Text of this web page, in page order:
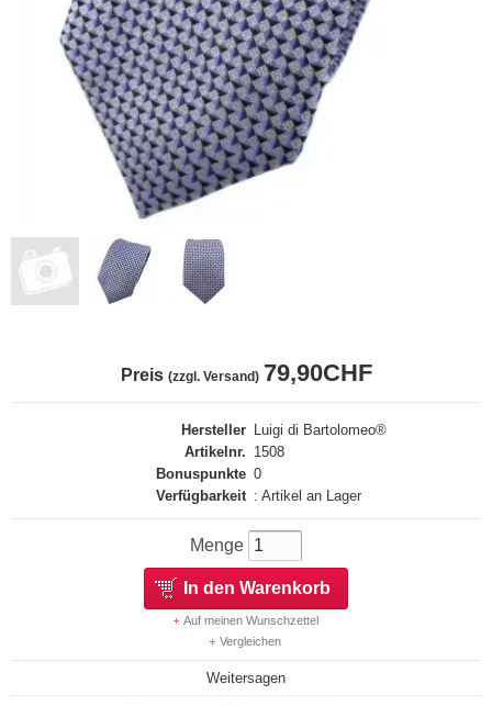
Preis (zzgl. Versand) 79,90CHF
Hersteller Luigi di Bartolomeo®
Artikelnr. 1508
Bonuspunkte 0
Verfügbarkeit : Artikel an Lager
Menge
In den Warenkorb
Auf meinen Wunschzettel
Vergleichen
Weitersagen